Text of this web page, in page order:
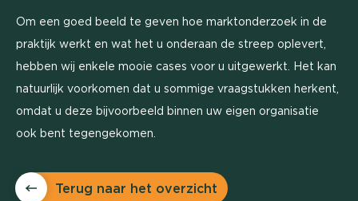
Om een goed beeld te geven hoe marktonderzoek in de
praktijk werkt en wat het u onderaan de streep oplevert,
hebben wij enkele mooie cases voor u uitgewerkt. Het kan
natuurlijk voorkomen dat u sommige vraagstukken herkent,
omdat u deze bijvoorbeeld binnen uw eigen organisatie
ook bent tegengekomen.
Terug naar het overzicht